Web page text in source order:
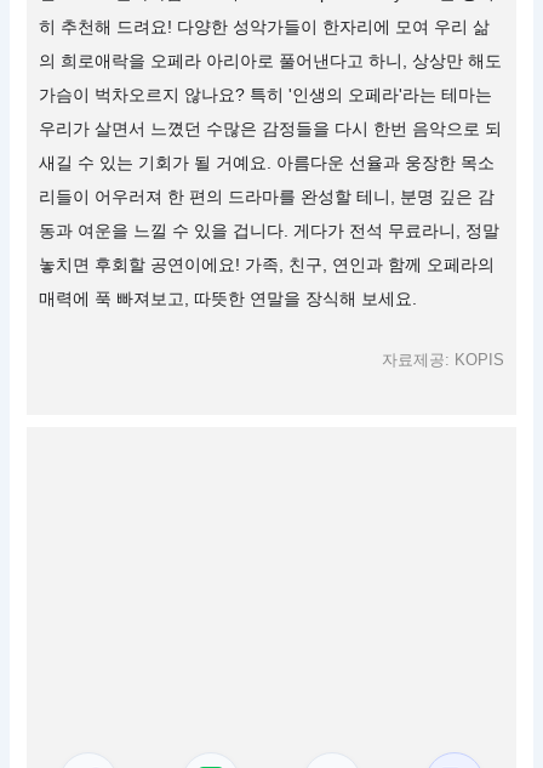
히 추천해 드려요! 다양한 성악가들이 한자리에 모여 우리 삶
의 희로애락을 오페라 아리아로 풀어낸다고 하니, 상상만 해도
가슴이 벅차오르지 않나요? 특히 '인생의 오페라'라는 테마는
우리가 살면서 느꼈던 수많은 감정들을 다시 한번 음악으로 되
새길 수 있는 기회가 될 거예요. 아름다운 선율과 웅장한 목소
리들이 어우러져 한 편의 드라마를 완성할 테니, 분명 깊은 감
동과 여운을 느낄 수 있을 겁니다. 게다가 전석 무료라니, 정말
놓치면 후회할 공연이에요! 가족, 친구, 연인과 함께 오페라의
매력에 푹 빠져보고, 따뜻한 연말을 장식해 보세요.
자료제공: KOPIS